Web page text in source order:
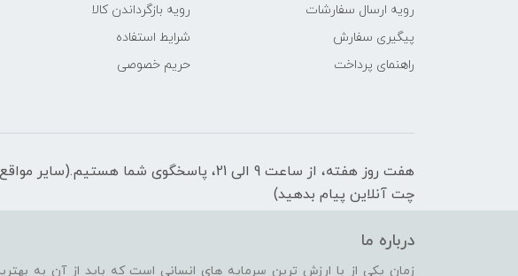
رویه ارسال سفارشات
پیگیری سفارش
راهنمای پرداخت
رویه بازگرداندن کالا
شرایط استفاده
حریم خصوصی
هفت روز هفته، از ساعت 9 الی 21، پاسخگوی شما
چت آنلاین پیام بدهید)
درباره ما
زمان یکی از با ارزش ترین سرمایه های انسانی است که باید از آن به